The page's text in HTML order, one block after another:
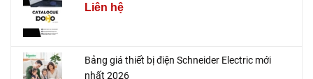
Liên hệ
Bảng giá thiết bị điện Schneider Electric mới
nhất 2026